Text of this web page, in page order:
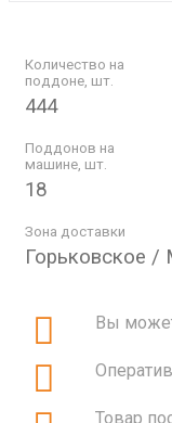
Количество на
поддоне, шт.
444
Поддонов на
машине, шт.
18
Зона доставки
Горьковское
Вы
Товар